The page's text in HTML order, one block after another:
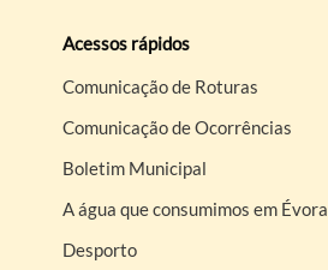
Filtros
Acessos rápidos
Comunicação de Roturas
Comunicação de Ocorrências
Boletim Municipal
A água que consumimos em Évora
Desporto